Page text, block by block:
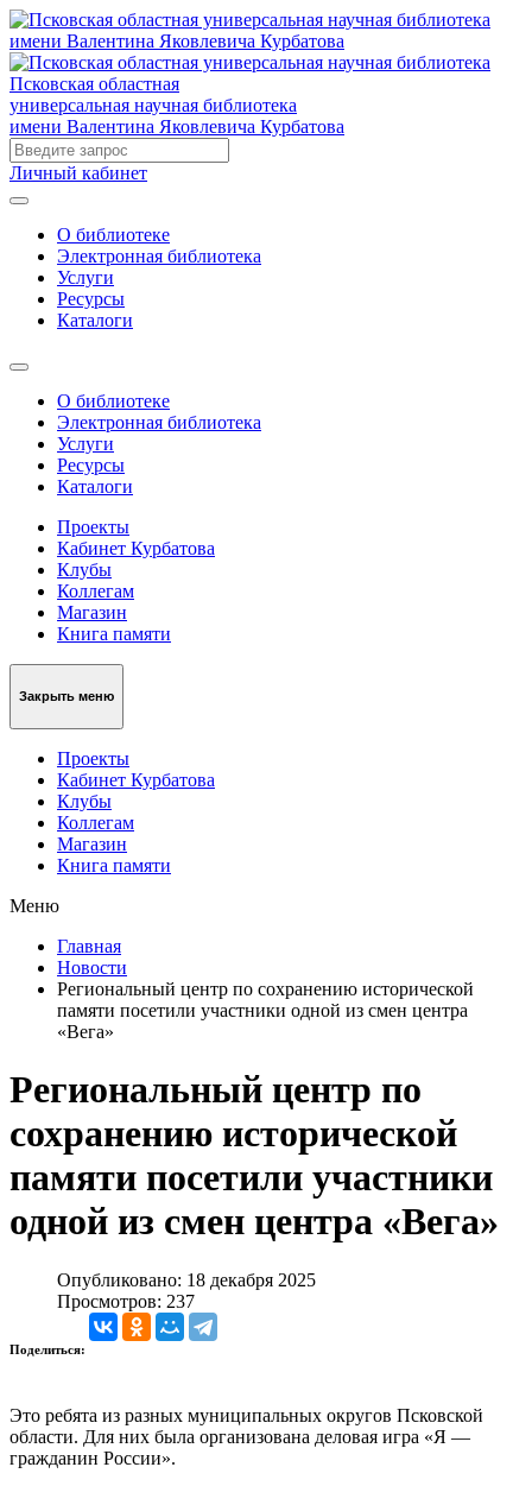
Псковская областная
универсальная научная библиотека
имени Валентина Яковлевича Курбатова
Личный кабинет
О библиотеке
Электронная библиотека
Услуги
Ресурсы
Каталоги
О библиотеке
Электронная библиотека
Услуги
Ресурсы
Каталоги
Проекты
Кабинет Курбатова
Клубы
Коллегам
Магазин
Книга памяти
Закрыть меню
Проекты
Кабинет Курбатова
Клубы
Коллегам
Магазин
Книга памяти
Меню
Главная
Новости
Региональный центр по сохранению исторической
памяти посетили участники одной из смен центра
«Вега»
Региональный центр по
сохранению исторической
памяти посетили участники
одной из смен центра «Вега»
Опубликовано: 18 декабря 2025
Просмотров: 237
Поделиться:
Это ребята из разных муниципальных округов Псковской
области. Для них была организована деловая игра «Я —
гражданин России».